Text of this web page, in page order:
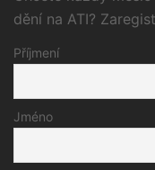
dění na ATI?
Příjmení
Jméno